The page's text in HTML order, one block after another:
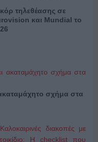
τηλεθέασης σε
και Mundial το
σχήμα στα